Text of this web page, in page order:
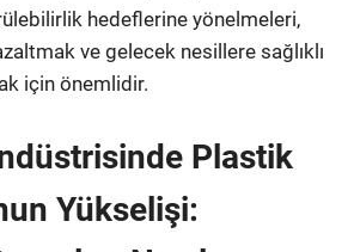
hedeflerine yönelmeleri,
ve gelecek nesillere sağlıklı
için önemlidir.
Plastik
Yükselişi: